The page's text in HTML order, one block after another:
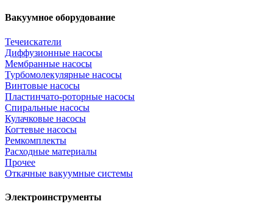
Вакуумное оборудование
Течеискатели
Диффузионные насосы
Мембранные насосы
Турбомолекулярные насосы
Винтовые насосы
Пластинчато-роторные насосы
Спиральные насосы
Кулачковые насосы
Когтевые насосы
Ремкомплекты
Расходные материалы
Прочее
Откачные вакуумные системы
Электроинструменты